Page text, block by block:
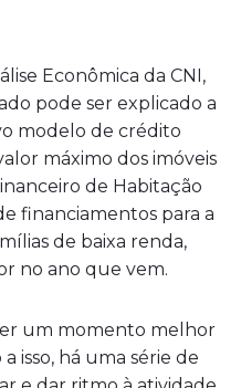
Econômica da CNI,
pode ser explicado a
modelo de crédito
máximo dos imóveis
de Habitação
financiamentos para a
de baixa renda,
no ano que vem.
um momento melhor
isso, há uma série de